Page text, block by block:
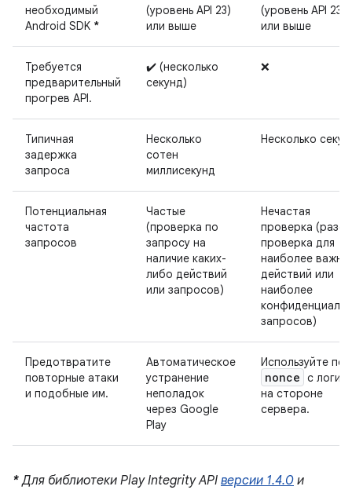
необходимый
Android SDK *
(уровень API 23)
или выше
(уровень API 23)
или выше
Требуется
предварительный
прогрев API.
✔️ (несколько
секунд)
❌
Типичная
задержка
запроса
Несколько
сотен
миллисекунд
Несколько
Потенциальная
частота
запросов
Частые
(проверка по
запросу на
наличие каких-
либо действий
или запросов)
Нечастая
проверка
проверка для
наиболее
действий или
наиболее
запросов)
Предотвратите
повторные атаки
и подобные им.
Автоматическое
устранение
неполадок
через Google
Play
Используйте
nonce с
на стороне
сервера.
*Для библиотеки Play Integrity API версии 1.4.0 и